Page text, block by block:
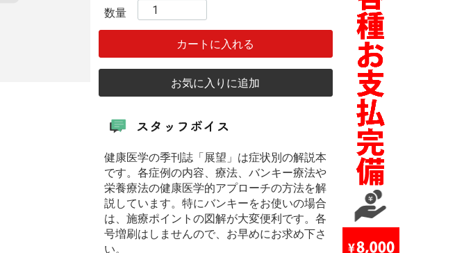
数量
カートに入れる
お気に入りに追加
健康医学の季刊誌「展望」は症状別の解説本
です。各症例の内容、療法、バンキー療法や
栄養療法の健康医学的アプローチの方法を解
説しています。特にバンキーをお使いの場合
は、施療ポイントの図解が大変便利です。各
号増刷はしませんので、お早めにお求め下さ
い。